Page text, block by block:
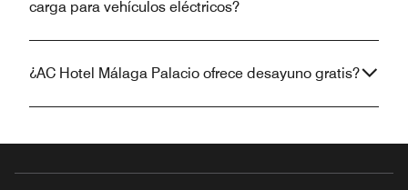
carga para vehículos eléctricos?
¿AC Hotel Málaga Palacio ofrece desayuno gratis?